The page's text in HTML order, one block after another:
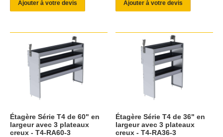
Ajouter à votre devis Ajouter à votre devis
Étagère Série T4 de 60" en
largeur avec 3 plateaux
creux - T4-RA60-3
Étagère Série T4 de 36" en
largeur avec 3 plateaux
creux - T4-RA36-3